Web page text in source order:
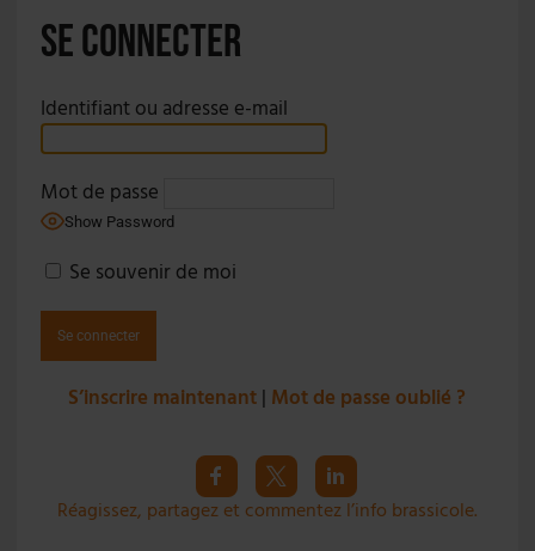
Se connecter
Identifiant ou adresse e-mail
Mot de passe
Show Password
Se souvenir de moi
S’inscrire maintenant | Mot de passe oublié ?
Réagissez, partagez et commentez l’info brassicole.